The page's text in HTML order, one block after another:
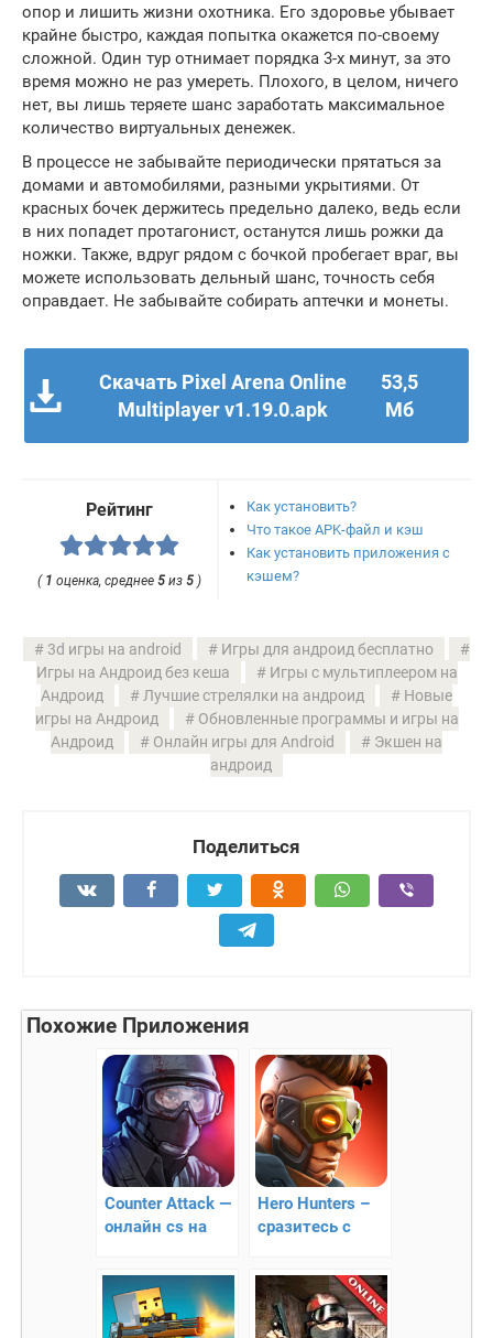
опор и лишить жизни охотника. Его здоровье убывает
крайне быстро, каждая попытка окажется по-своему
сложной. Один тур отнимает порядка 3-х минут, за это
время можно не раз умереть. Плохого, в целом, ничего
нет, вы лишь теряете шанс заработать максимальное
количество виртуальных денежек.
В процессе не забывайте периодически прятаться за
домами и автомобилями, разными укрытиями. От
красных бочек держитесь предельно далеко, ведь если
в них попадет протагонист, останутся лишь рожки да
ножки. Также, вдруг рядом с бочкой пробегает враг, вы
можете использовать дельный шанс, точность себя
оправдает. Не забывайте собирать аптечки и монеты.
Скачать Pixel Arena Online
Multiplayer v1.19.0.apk
53,5
Мб
Рейтинг
( 1 оценка, среднее5 из5 )
Как установить?
Что такое APK-файл и кэш
Как установить приложения с
кэшем?
3d игры на android
Игры для андроид бесплатно
Игры на Андроид без кеша
Игры с мультиплеером на
Андроид
Лучшие стрелялки на андроид
Новые
игры на Андроид
Обновленные программы и игры на
Андроид
Онлайн игры для Android
Экшен на
андроид
Поделиться
Похожие Приложения
Counter Attack —
онлайн cs на
Hero Hunters –
сразитесь с